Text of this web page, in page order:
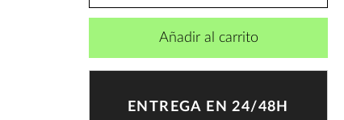
Añadir al carrito
ENTREGA EN 24/48H